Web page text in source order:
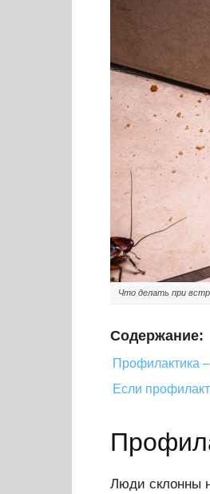
Что делать при
Содержание:
Профилактика
Если
Люди склонны